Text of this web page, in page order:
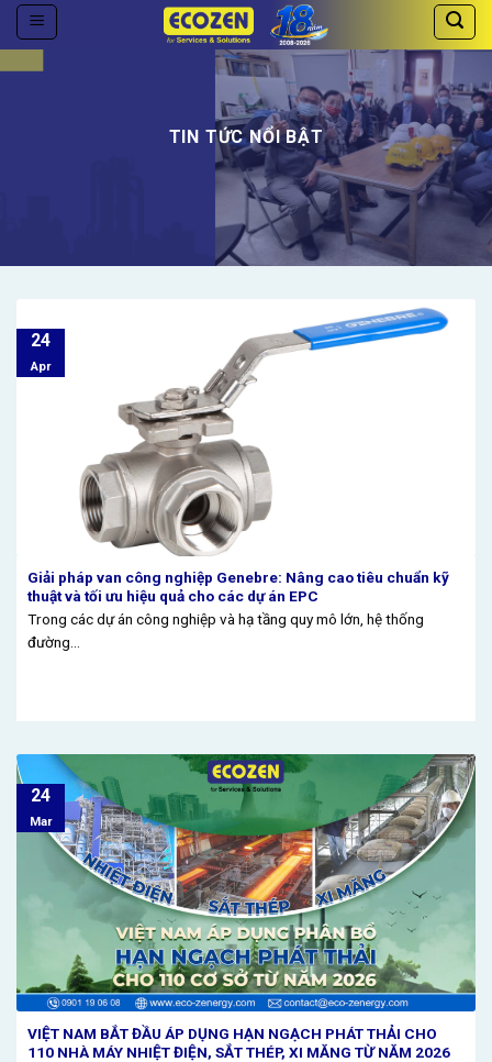
Skip
content
TIN TỨC NỔI BẬT
Giải pháp van công nghiệp Genebre: Nâng cao tiêu chuẩn kỹ
thuật và tối ưu hiệu quả cho các dự án EPC
Trong các dự án công nghiệp và hạ tầng quy mô lớn, hệ thống
đường...
24
Apr
VIỆT NAM BẮT ĐẦU ÁP DỤNG HẠN NGẠCH PHÁT THẢI CHO
110 NHÀ MÁY NHIỆT ĐIỆN, SẮT THÉP, XI MĂNG TỪ NĂM 2026
24
Mar